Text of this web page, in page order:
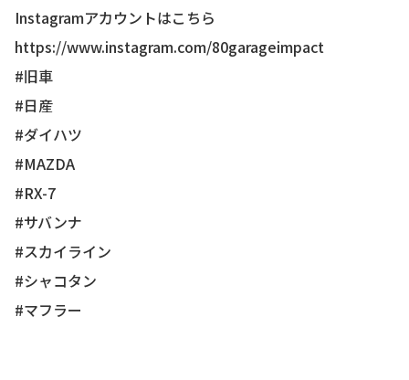
Instagramアカウントはこちら
https://www.instagram.com/80garageimpact
#旧車
#日産
#ダイハツ
#MAZDA
#RX-7
#サバンナ
#スカイライン
#シャコタン
#マフラー